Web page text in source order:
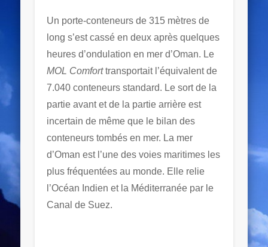
Un porte-conteneurs de 315 mètres de
long s’est cassé en deux après quelques
heures d’ondulation en mer d’Oman. Le
MOL Comforttransportait l’équivalent de
7.040 conteneurs standard. Le sort de la
partie avant et de la partie arrière est
incertain de même que le bilan des
conteneurs tombés en mer. La mer
d’Oman est l’une des voies maritimes les
plus fréquentées au monde. Elle relie
l’Océan Indien et la Méditerranée par le
Canal de Suez.